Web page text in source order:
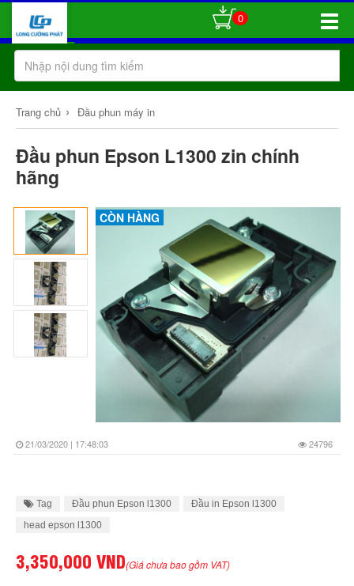
Toggle
0
Trang chủ › Đầu phun máy in
Đầu phun Epson L1300 zin chính
hãng
CÒN HÀNG
21/03/2020 | 17:48:03 24796
Tag Đầu phun Epson l1300
Đầu in Epson l1300
head epson l1300
3,350,000 VND(Giá chưa bao gồm VAT)